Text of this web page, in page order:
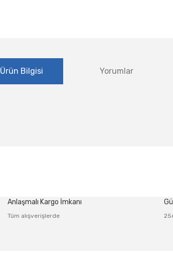
Ürün Bilgisi Yorumlar
Anlaşmalı Kargo İmkanı
Tüm alışverişlerde